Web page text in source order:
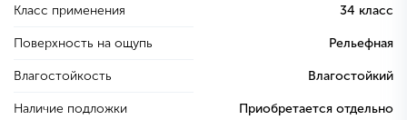
Класс применения 34 класс
Поверхность на ощупь Рельефная
Влагостойкость Влагостойкий
Наличие подложки Приобретается отдельно